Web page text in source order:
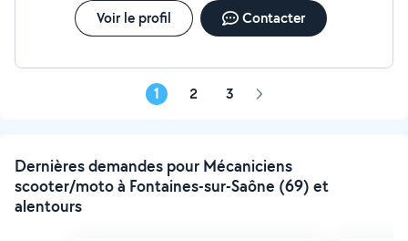
Voir le profil Contacter
1 2 3 Page
Dernières demandes pour Mécaniciens
scooter/moto à Fontaines-sur-Saône (69) et
alentours